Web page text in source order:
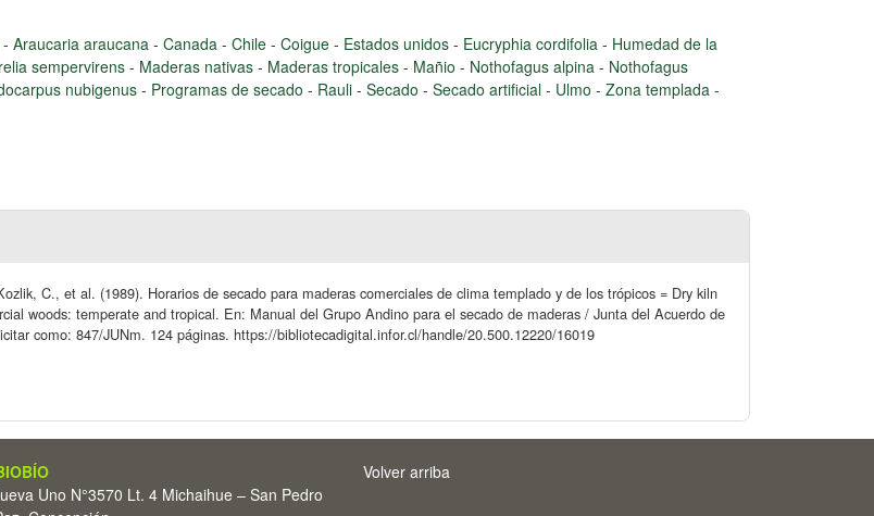
- Araucaria araucana - Canada - Chile - Coigue - Estados unidos - Eucryphia cordifolia - Humedad de la
sempervirens- Maderas nativas - Maderas tropicales - Mañio - Nothofagus alpina - Nothofagus
nubigenus- Programas de secado - Rauli - Secado - Secado artificial - Ulmo - Zona templada -
C., et al. (1989). Horarios de secado para maderas comerciales de clima templado y de los trópicos = Dry kiln
woods: temperate and tropical. En: Manual del Grupo Andino para el secado de maderas / Junta del Acuerdo de
como: 847/JUNm. 124 páginas. https://bibliotecadigital.infor.cl/handle/20.500.12220/16019
Uno N°3570 Lt. 4 Michaihue – San Pedro
Volver arriba